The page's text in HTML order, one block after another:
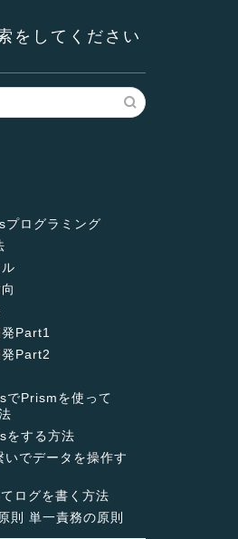
をしてください
ログラミング
発Part1
Part2
Prismを使って
をする方法
でデータを操作す
ログを書く方法
則 単一責務の原則